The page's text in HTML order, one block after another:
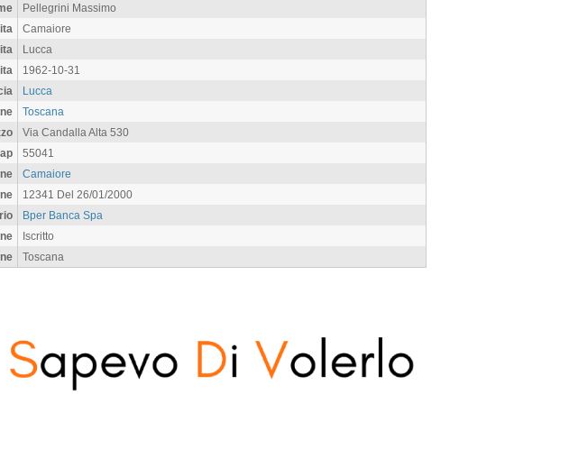
Pellegrini Massimo
Camaiore
Lucca
1962-10-31
Lucca
Toscana
Via Candalla Alta 530
55041
Camaiore
12341 Del 26/01/2000
Bper Banca Spa
Iscritto
Toscana